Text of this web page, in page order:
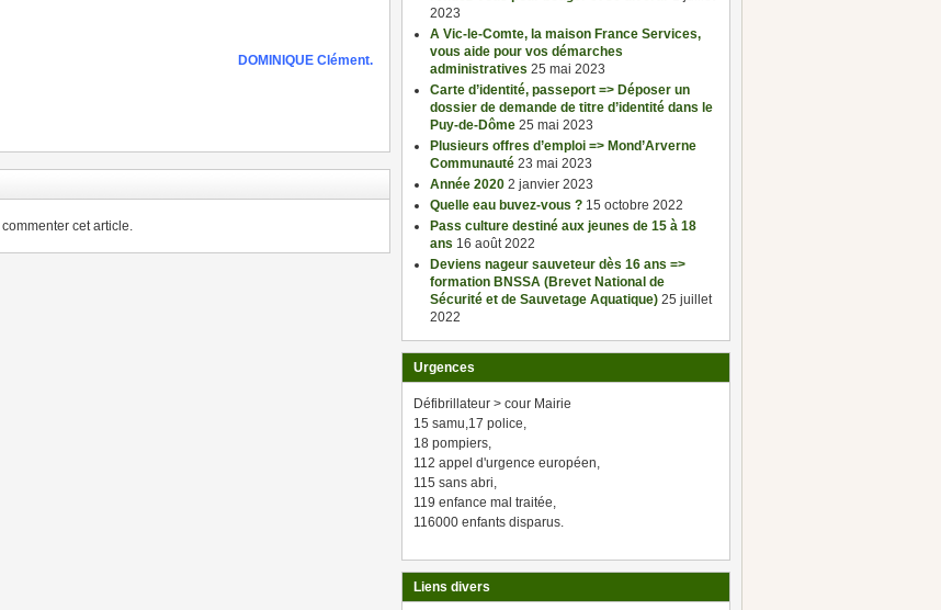
DOMINIQUE Clément.
cet article.
2023
A Vic-le-Comte, la maison France Services,
vous aide pour vos démarches
administratives 25 mai 2023
Carte d’identité, passeport => Déposer un
dossier de demande de titre d’identité dans le
Puy-de-Dôme 25 mai 2023
Plusieurs offres d’emploi => Mond’Arverne
Communauté 23 mai 2023
Année 2020 2 janvier 2023
Quelle eau buvez-vous ? 15 octobre 2022
Pass culture destiné aux jeunes de 15 à 18
ans 16 août 2022
Deviens nageur sauveteur dès 16 ans =>
formation BNSSA (Brevet National de
Sécurité et de Sauvetage Aquatique) 25 juillet
2022
Urgences
Défibrillateur > cour Mairie
15 samu,17 police,
18 pompiers,
112 appel d'urgence européen,
115 sans abri,
119 enfance mal traitée,
116000 enfants disparus.
Liens divers